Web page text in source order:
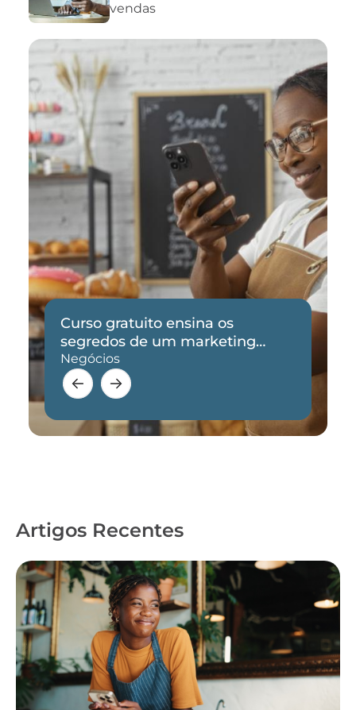
vendas
Curso gratuito ensina os
segredos de um marketing
eficaz
Negócios
Artigos Recentes